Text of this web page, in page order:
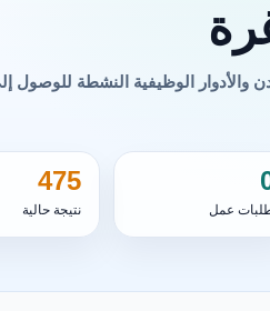
الوظيفية النشطة للوصول
عمل
475
نتيجة حالية